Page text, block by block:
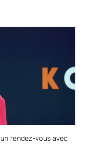
un rendez-vous avec